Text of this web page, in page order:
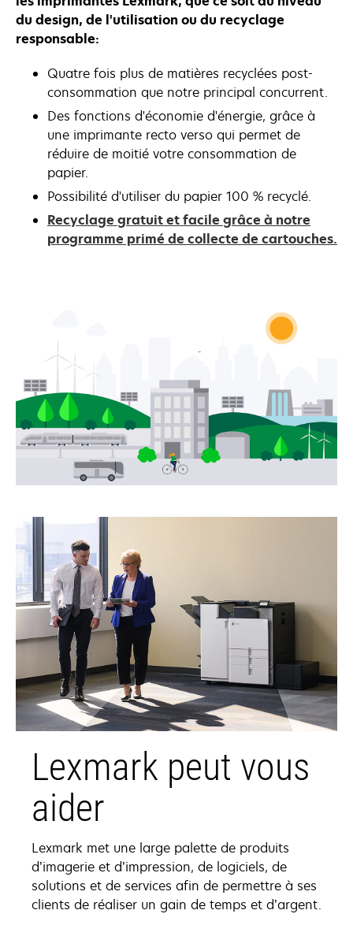
du design, de l'utilisation ou du recyclage
responsable:
Quatre fois plus de matières recyclées post-
consommation que notre principal concurrent.
Des fonctions d'économie d'énergie, grâce à
une imprimante recto verso qui permet de
réduire de moitié votre consommation de
papier.
Possibilité d'utiliser du papier 100 % recyclé.
Recyclage gratuit et facile grâce à notre
programme primé de collecte de cartouches.
Lexmark peut vous
aider
Lexmark met une large palette de produits
d’imagerie et d’impression, de logiciels, de
solutions et de services afin de permettre à ses
clients de réaliser un gain de temps et d’argent.